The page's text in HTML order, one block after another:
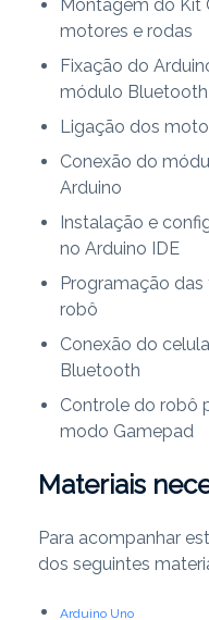
Montagem do Kit
motores e rodas
Fixação do
módulo Bluetooth
Ligação dos
Conexão do
Arduino
Instalação e
no Arduino IDE
Programação
robô
Conexão do
Bluetooth
Controle do robô
modo Gamepad
Materiais
Para acompanhar
dos seguintes
Arduino Uno